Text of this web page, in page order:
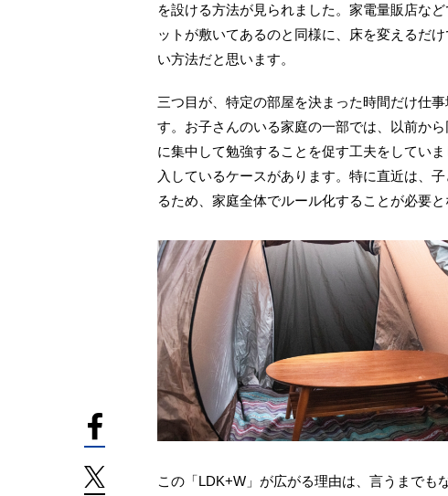
を設ける方法が見られました。家電量販店な
ットが敷いてあるのと同様に、床を変えるだ
い方法だと思います。
三つ目が、特定の部屋を決まった時間だけ仕
す。お子さんのいる家庭の一部では、以前か
に集中して勉強することを促す工夫をしてい
入しているケースがあります。特に直近は、
るため、家庭全体でルール化することが必要と
この「LDK+W」が広がる理由は、言うまでも